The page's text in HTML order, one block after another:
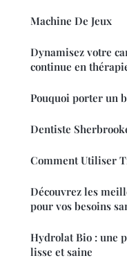
Machine De Jeux
Dynamisez votre
continue en
Pouquoi porter un
Dentiste
Comment Utiliser
Découvrez les
pour vos besoins
Hydrolat Bio : une
lisse et saine